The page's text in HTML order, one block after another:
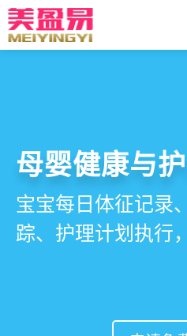
智慧月子中
一站式解决月子中
餐饮、会员、财务
理
母婴健康与
宝宝每日体征记录
踪、护理计划执行
房态与预约
在线选房、预约入
源调度，提升入住
会员营销与
会员积分、套餐定
户关怀，提升复购